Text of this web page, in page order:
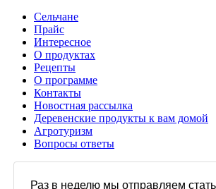
Сельчане
Прайс
Интересное
О продуктах
Рецепты
О программе
Контакты
Новостная рассылка
Деревенские продукты к вам домой
Агротуризм
Вопросы ответы
Раз в неделю мы отправляем